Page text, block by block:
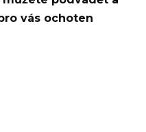
vás ochoten